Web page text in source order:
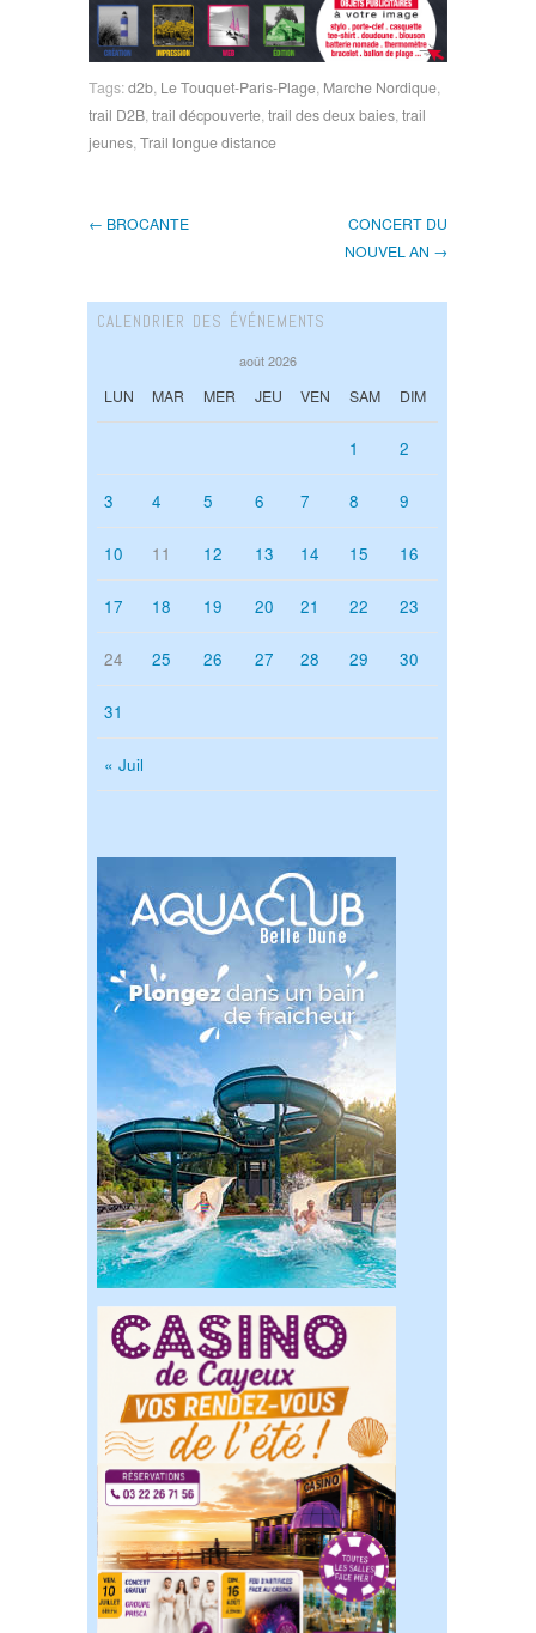
Tags:d2b, Le Touquet-Paris-Plage, Marche Nordique,
trail D2B,trail décpouverte,trail des deux baies,trail
jeunes,Trail longue distance
← BROCANTE
CONCERT DU
NOUVEL AN →
CALENDRIER DES ÉVÉNEMENTS
août 2026
LUN MAR MER JEU VEN SAM DIM
« Juil
1 2
3 4 5 6 7 8 9
10 11 12 13 14 15 16
17 18 19 20 21 22 23
24 25 26 27 28 29 30
31